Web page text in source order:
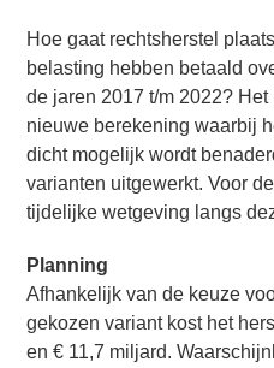
Hoe gaat rechtsherstel
belasting hebben betaald
de jaren 2017 t/m 2022?
nieuwe berekening waarbij
dicht mogelijk wordt
varianten uitgewerkt. Voor
tijdelijke wetgeving langs
Planning
Afhankelijk van de keuze
gekozen variant kost het
en € 11,7 miljard.